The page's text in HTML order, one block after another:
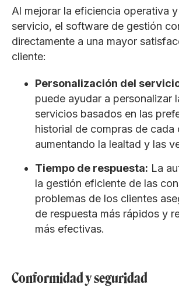
Al mejorar la eficiencia operativa
servicio, el software de gestión
directamente a una mayor
cliente:
Personalización del
puede ayudar a personalizar
servicios basados en las
historial de compras de cada
aumentando la lealtad y las
Tiempo de respuesta: La
la gestión eficiente de las
problemas de los clientes
de respuesta más rápidos y
más efectivas.
Conformidad y seguridad